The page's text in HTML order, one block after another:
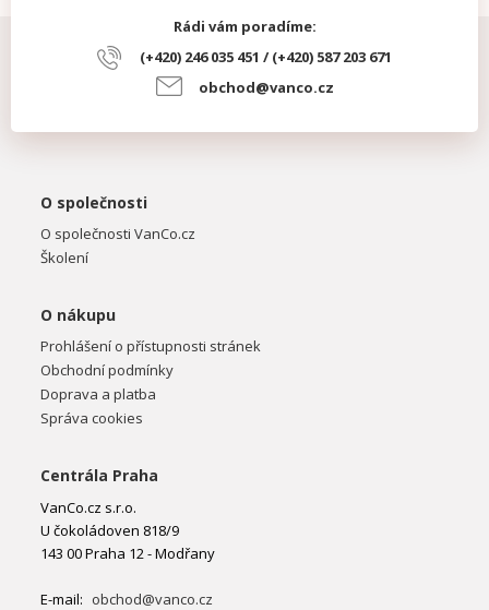
Rádi vám poradíme:
(+420) 246 035 451 / (+420) 587 203 671
obchod@vanco.cz
O společnosti
O společnosti VanCo.cz
Školení
O nákupu
Prohlášení o přístupnosti stránek
Obchodní podmínky
Doprava a platba
Správa cookies
Centrála Praha
VanCo.cz s.r.o.
U čokoládoven 818/9
143 00 Praha 12 - Modřany
E-mail: obchod@vanco.cz